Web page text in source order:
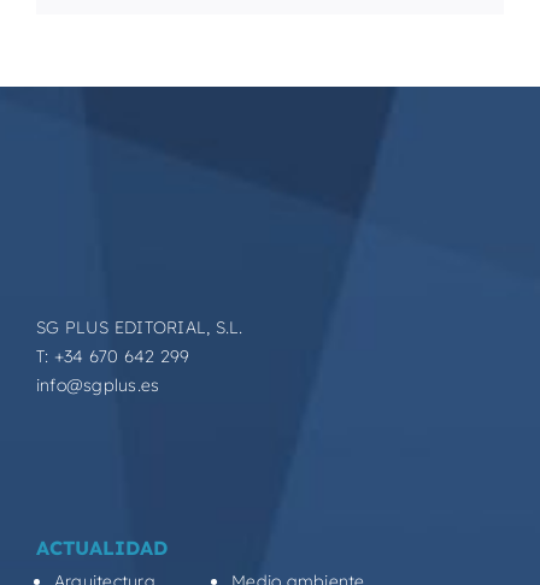
SG PLUS EDITORIAL, S.L.
T: +34 670 642 299
info@sgplus.es
ACTUALIDAD